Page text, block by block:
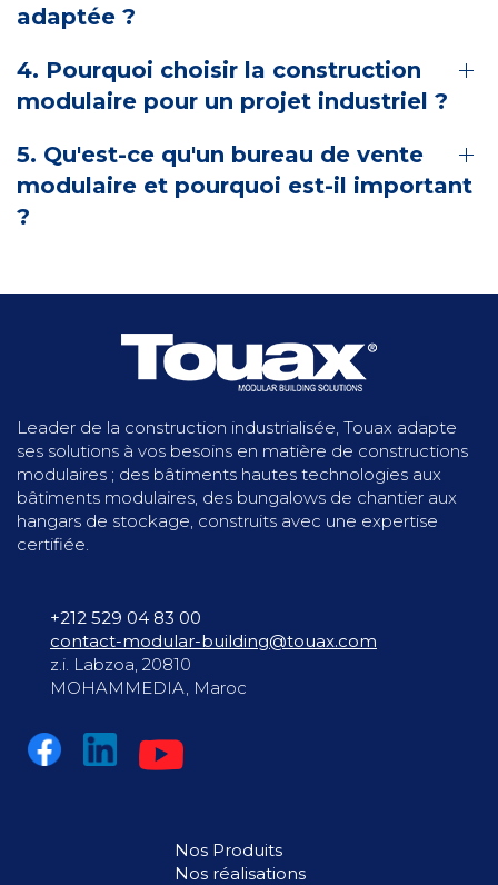
adaptée ?
4. Pourquoi choisir la construction
modulaire pour un projet industriel ?
5. Qu'est-ce qu'un bureau de vente
modulaire et pourquoi est-il important
?
Leader de la construction industrialisée, Touax adapte
ses solutions à vos besoins en matière de constructions
modulaires ; des bâtiments hautes technologies aux
bâtiments modulaires, des bungalows de chantier aux
hangars de stockage, construits avec une expertise
certifiée.
+212 529 04 83 00
contact-modular-building@touax.com
z.i. Labzoa, 20810
MOHAMMEDIA, Maroc
Nos Produits
Nos réalisations